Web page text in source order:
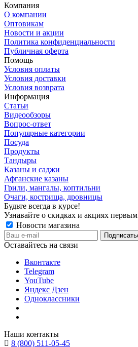
Компания
О компании
Оптовикам
Новости и акции
Политика конфиденциальности
Публичная оферта
Помощь
Условия оплаты
Условия доставки
Условия возврата
Информация
Статьи
Видеообзоры
Вопрос-ответ
Популярные категории
Посуда
Продукты
Тандыры
Казаны и саджи
Афганские казаны
Грили, мангалы, коптильни
Очаги, кострища, дровницы
Будьте всегда в курсе!
Узнавайте о скидках и акциях первым
Новости магазина
Оставайтесь на связи
Вконтакте
Telegram
YouTube
Яндекс Дзен
Одноклассники
Наши контакты
8 (800) 511-05-45